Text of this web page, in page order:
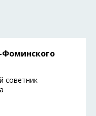
советник